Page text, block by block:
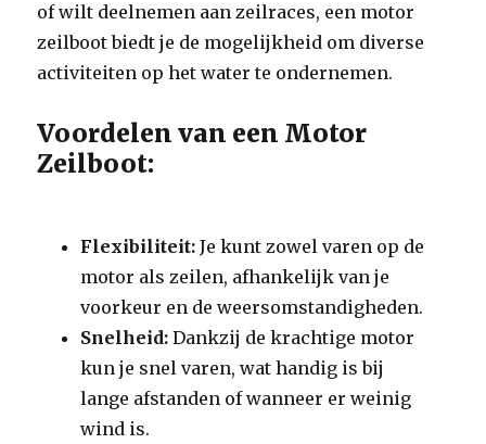
of wilt deelnemen aan zeilraces, een motor
zeilboot biedt je de mogelijkheid om diverse
activiteiten op het water te ondernemen.
Voordelen van een Motor
Zeilboot:
Flexibiliteit: Je kunt zowel varen op de
motor als zeilen, afhankelijk van je
voorkeur en de weersomstandigheden.
Snelheid: Dankzij de krachtige motor
kun je snel varen, wat handig is bij
lange afstanden of wanneer er weinig
wind is.